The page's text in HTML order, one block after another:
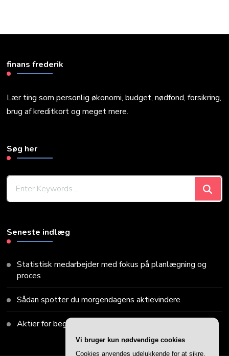
finans frederik
Lær ting som personlig økonomi, budget, nødfond, forsikring,
brug af kreditkort og meget mere.
Søg her
Seneste indlæg
Statistisk medarbejder med fokus på planlægning og
proces
Sådan spotter du morgendagens aktievindere
Aktier for begyndere: Din guide til at komme i gang
Vi bruger kun nødvendige cookies
Cookies anvendes udelukkende for at sikre,